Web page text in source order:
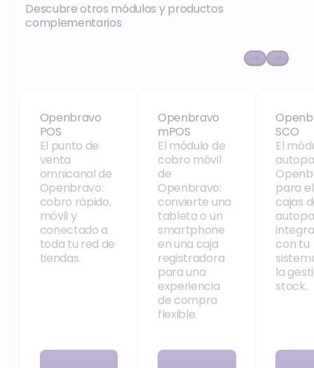
Descubre otros módulos y productos
complementarios
Openbravo
POS
Openbravo POS
El punto de
venta
omnicanal de
Openbravo:
cobro rápido,
móvil y
conectado a
toda tu red de
tiendas.
Openbravo
mPOS
Openbravo mPOS
El módulo de
cobro móvil
de
Openbravo:
convierte una
tableta o un
smartphone
en una caja
registradora
para una
experiencia
de compra
flexible.
SCO
El
para
cajas
con tu
la
stock.